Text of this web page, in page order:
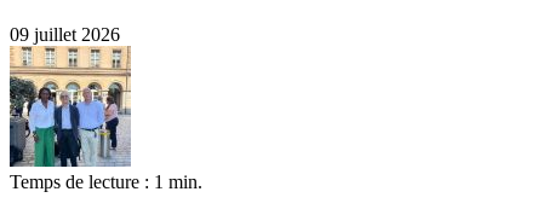
09 juillet 2026
Temps de lecture : 1 min.